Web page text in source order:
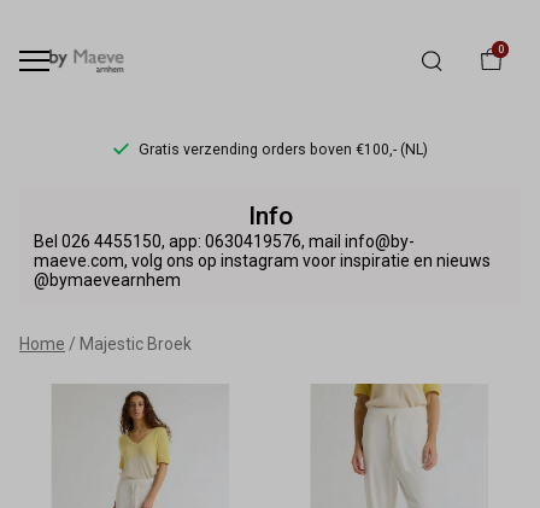
0
Gratis verzending orders boven €100,- (NL)
Broek
By
Maeve
Info
Bel 026 4455150, app: 0630419576, mail info@by-
maeve.com, volg ons op instagram voor inspiratie en nieuws
@bymaevearnhem
Home Majestic Broek